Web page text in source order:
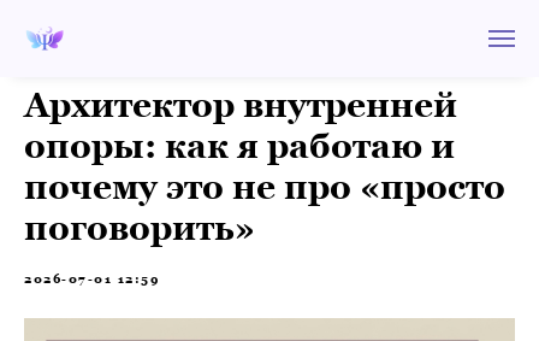
Архитектор внутренней
опоры: как я работаю и
почему это не про «просто
поговорить»
2026-07-01 12:59